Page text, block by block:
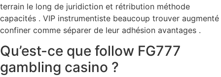
terrain le long de juridiction et rétribution méthode
capacités . VIP instrumentiste beaucoup trouver augmenté
confiner comme séparer de leur adhésion avantages .
Qu’est-ce que follow FG777
gambling casino ?